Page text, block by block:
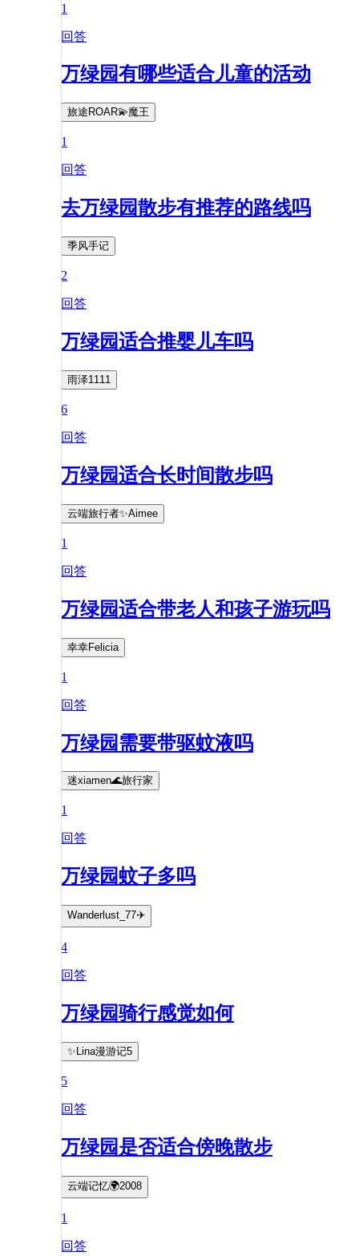
1
回答
万绿园有哪些适合儿童的活动
旅途ROAR💫魔王
1
回答
去万绿园散步有推荐的路线吗
季风手记
2
回答
万绿园适合推婴儿车吗
雨泽1111
6
回答
万绿园适合长时间散步吗
云端旅行者✨Aimee
1
回答
万绿园适合带老人和孩子游玩吗
幸幸Felicia
1
回答
万绿园需要带驱蚊液吗
迷xiamen🌊旅行家
1
回答
万绿园蚊子多吗
Wanderlust_77✈️
4
回答
万绿园骑行感觉如何
✨Lina漫游记5
5
回答
万绿园是否适合傍晚散步
云端记忆🌍2008
1
回答